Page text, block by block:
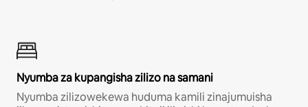
Nyumba za kupangisha zilizo na samani
Nyumba zilizowekewa huduma kamili zinajumuisha